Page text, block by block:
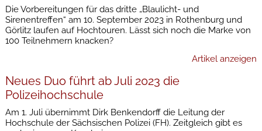
Die Vorbereitungen für das dritte „Blaulicht- und
Sirenentreffen“ am 10. September 2023 in Rothenburg und
Görlitz laufen auf Hochtouren. Lässt sich noch die Marke von
100 Teilnehmern knacken?
Artikel anzeigen
Neues Duo führt ab Juli 2023 die
Polizeihochschule
Am 1. Juli übernimmt Dirk Benkendorff die Leitung der
Hochschule der Sächsischen Polizei (FH). Zeitgleich gibt es